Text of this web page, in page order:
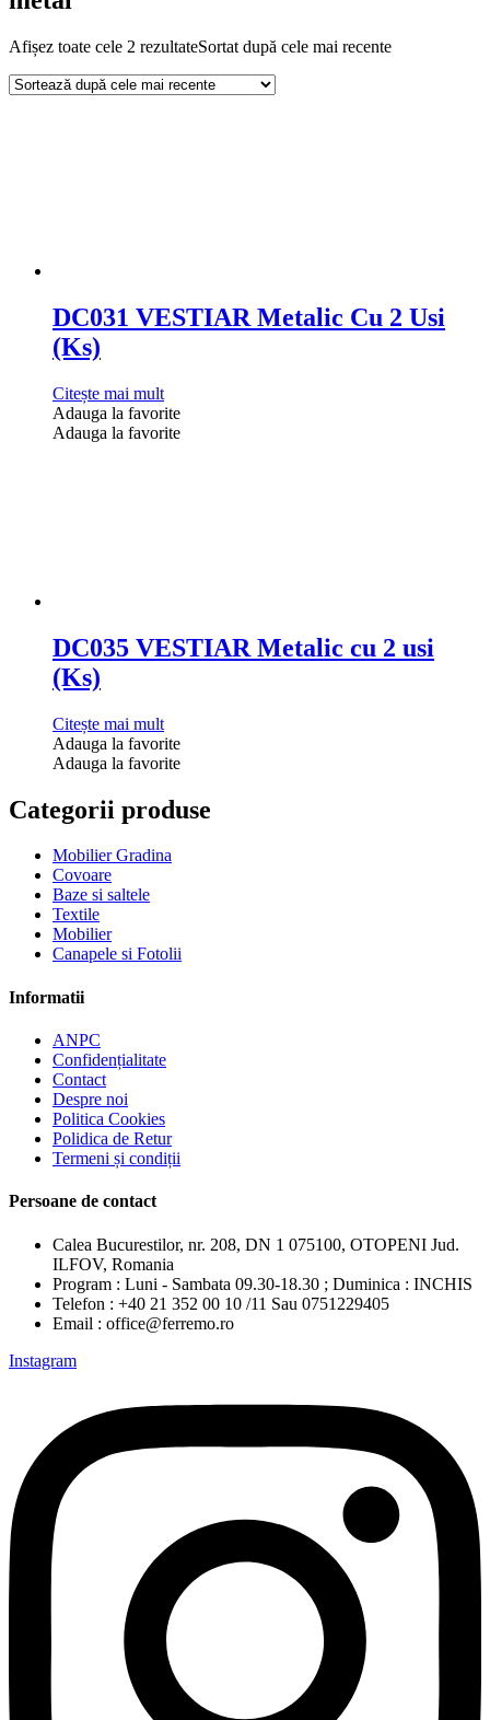
Afișez toate cele 2 rezultateSortat după cele mai recente
DC031 VESTIAR Metalic Cu 2 Usi
(Ks)
Citește mai mult
Adauga la favorite
Adauga la favorite
DC035 VESTIAR Metalic cu 2 usi
(Ks)
Citește mai mult
Adauga la favorite
Adauga la favorite
Categorii produse
Mobilier Gradina
Covoare
Baze si saltele
Textile
Mobilier
Canapele si Fotolii
Informatii
ANPC
Confidențialitate
Contact
Despre noi
Politica Cookies
Polidica de Retur
Termeni și condiții
Persoane de contact
Calea Bucurestilor, nr. 208, DN 1 075100, OTOPENI Jud.
ILFOV, Romania
Program : Luni - Sambata 09.30-18.30 ; Duminica : INCHIS
Telefon : +40 21 352 00 10 /11 Sau 0751229405
Email : office@ferremo.ro
Instagram